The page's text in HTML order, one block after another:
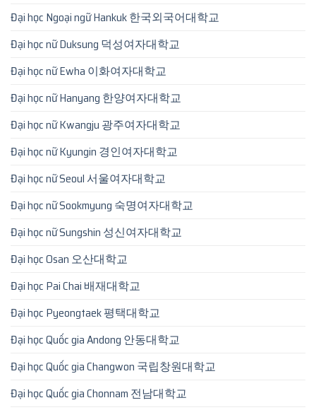
Đại học Ngoại ngữ Hankuk 한국외국어대학교
Đại học nữ Duksung 덕성여자대학교
Đại học nữ Ewha 이화여자대학교
Đại học nữ Hanyang 한양여자대학교
Đại học nữ Kwangju 광주여자대학교
Đại học nữ Kyungin 경인여자대학교
Đại học nữ Seoul 서울여자대학교
Đại học nữ Sookmyung 숙명여자대학교
Đại học nữ Sungshin 성신여자대학교
Đại học Osan 오산대학교
Đại học Pai Chai 배재대학교
Đại học Pyeongtaek 평택대학교
Đại học Quốc gia Andong 안동대학교
Đại học Quốc gia Changwon 국립창원대학교
Đại học Quốc gia Chonnam 전남대학교